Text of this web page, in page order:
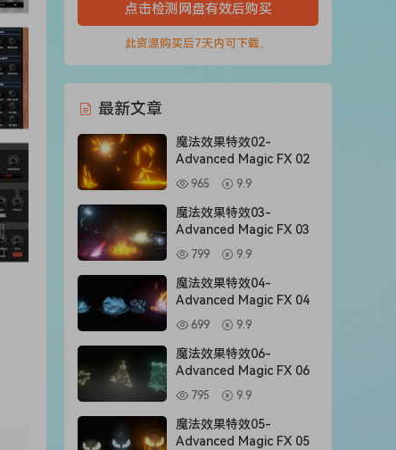
点击检测网盘有效后购买
此资源购买后7天内可下载。
最新文章
魔法效果特效02-
Advanced Magic FX 02
965 9.9
魔法效果特效03-
Advanced Magic FX 03
799 9.9
魔法效果特效04-
Advanced Magic FX 04
699 9.9
魔法效果特效06-
Advanced Magic FX 06
795 9.9
魔法效果特效05-
Advanced Magic FX 05